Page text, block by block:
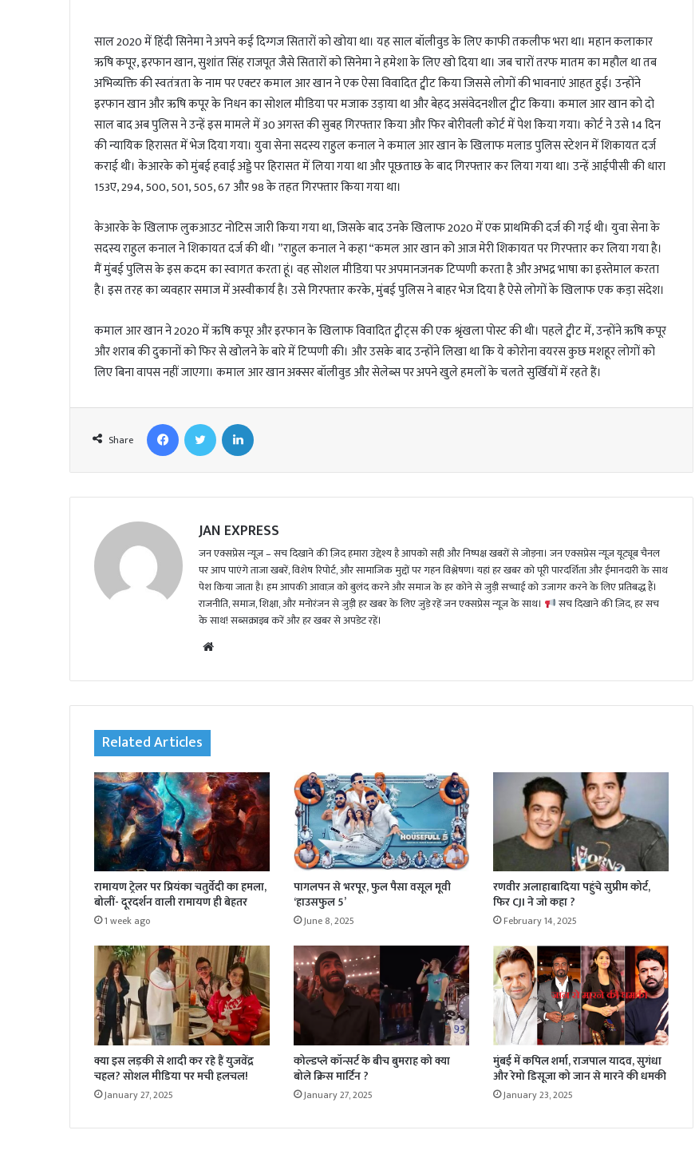
m
a
i
l
साल 2020 में हिंदी सिनेमा ने अपने कई दिग्गज सितारों को खोया था। यह साल बॉलीवुड के लिए काफी तकलीफ भरा था। महान कलाकार
ऋषि कपूर, इरफान खान, सुशांत सिंह राजपूत जैसे सितारों को सिनेमा ने हमेशा के लिए खो दिया था। जब चारों तरफ मातम का महौल था तब
अभिव्यक्ति की स्वतंत्रता के नाम पर एक्टर कमाल आर खान ने एक ऐसा विवादित ट्वीट किया जिससे लोगों की भावनाएं आहत हुई। उन्होंने
इरफान खान और ऋषि कपूर के निधन का सोशल मीडिया पर मजाक उड़ाया था और बेहद असंवेदनशील ट्वीट किया। कमाल आर खान को दो
साल बाद अब पुलिस ने उन्हें इस मामले में 30 अगस्त की सुबह गिरफ्तार किया और फिर बोरीवली कोर्ट में पेश किया गया। कोर्ट ने उसे 14 दिन
की न्यायिक हिरासत में भेज दिया गया। युवा सेना सदस्य राहुल कनाल ने कमाल आर खान के खिलाफ मलाड पुलिस स्टेशन में शिकायत दर्ज
कराई थी। केआरके को मुंबई हवाई अड्डे पर हिरासत में लिया गया था और पूछताछ के बाद गिरफ्तार कर लिया गया था। उन्हें आईपीसी की धारा
153ए, 294, 500, 501, 505, 67 और 98 के तहत गिरफ्तार किया गया था।
केआरके के खिलाफ लुकआउट नोटिस जारी किया गया था, जिसके बाद उनके खिलाफ 2020 में एक प्राथमिकी दर्ज की गई थी। युवा सेना के
सदस्य राहुल कनाल ने शिकायत दर्ज की थी। ”राहुल कनाल ने कहा “कमल आर खान को आज मेरी शिकायत पर गिरफ्तार कर लिया गया है।
मैं मुंबई पुलिस के इस कदम का स्वागत करता हूं। वह सोशल मीडिया पर अपमानजनक टिप्पणी करता है और अभद्र भाषा का इस्तेमाल करता
है। इस तरह का व्यवहार समाज में अस्वीकार्य है। उसे गिरफ्तार करके, मुंबई पुलिस ने बाहर भेज दिया है ऐसे लोगों के खिलाफ एक कड़ा संदेश।
कमाल आर खान ने 2020 में ऋषि कपूर और इरफान के खिलाफ विवादित ट्वीट्स की एक श्रृंखला पोस्ट की थी। पहले ट्वीट में, उन्होंने ऋषि कपूर
और शराब की दुकानों को फिर से खोलने के बारे में टिप्पणी की। और उसके बाद उन्होंने लिखा था कि ये कोरोना वयरस कुछ मशहूर लोगों को
लिए बिना वापस नहीं जाएगा। कमाल आर खान अक्सर बॉलीवुड और सेलेब्स पर अपने खुले हमलों के चलते सुर्खियों में रहते हैं।
Share
JAN EXPRESS
जन एक्सप्रेस न्यूज़ – सच दिखाने की ज़िद हमारा उद्देश्य है आपको सही और निष्पक्ष खबरों से जोड़ना। जन एक्सप्रेस न्यूज़ यूट्यूब चैनल
पर आप पाएंगे ताजा खबरें, विशेष रिपोर्ट, और सामाजिक मुद्दों पर गहन विश्लेषण। यहां हर खबर को पूरी पारदर्शिता और ईमानदारी के साथ
पेश किया जाता है। हम आपकी आवाज़ को बुलंद करने और समाज के हर कोने से जुड़ी सच्चाई को उजागर करने के लिए प्रतिबद्ध हैं।
राजनीति, समाज, शिक्षा, और मनोरंजन से जुड़ी हर खबर के लिए जुड़े रहें जन एक्सप्रेस न्यूज़ के साथ।
सच दिखाने की ज़िद, हर सच
के साथ! सब्सक्राइब करें और हर खबर से अपडेट रहें।
te
Related Articles
रामायण ट्रेलर पर प्रियंका चतुर्वेदी का हमला,
बोलीं- दूरदर्शन वाली रामायण ही बेहतर
1 week ago
पागलपन से भरपूर, फुल पैसा वसूल मूवी
‘हाउसफुल 5’
June 8, 2025
रणवीर अलाहाबादिया पहुंचे सुप्रीम कोर्ट,
फिर CJI ने जो कहा ?
February 14, 2025
क्या इस लड़की से शादी कर रहे हैं युजवेंद्र
चहल? सोशल मीडिया पर मची हलचल!
January 27, 2025
कोल्डप्ले कॉन्सर्ट के बीच बुमराह को क्या
बोले क्रिस मार्टिन ?
January 27, 2025
मुंबई में कपिल शर्मा, राजपाल यादव, सुगंधा
और रेमो डिसूजा को जान से मारने की धमकी
January 23, 2025